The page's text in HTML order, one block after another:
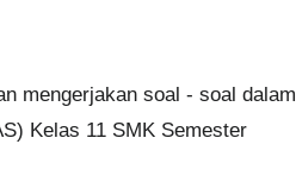
mengerjakan soal - soal dalam
Kelas 11 SMK Semester